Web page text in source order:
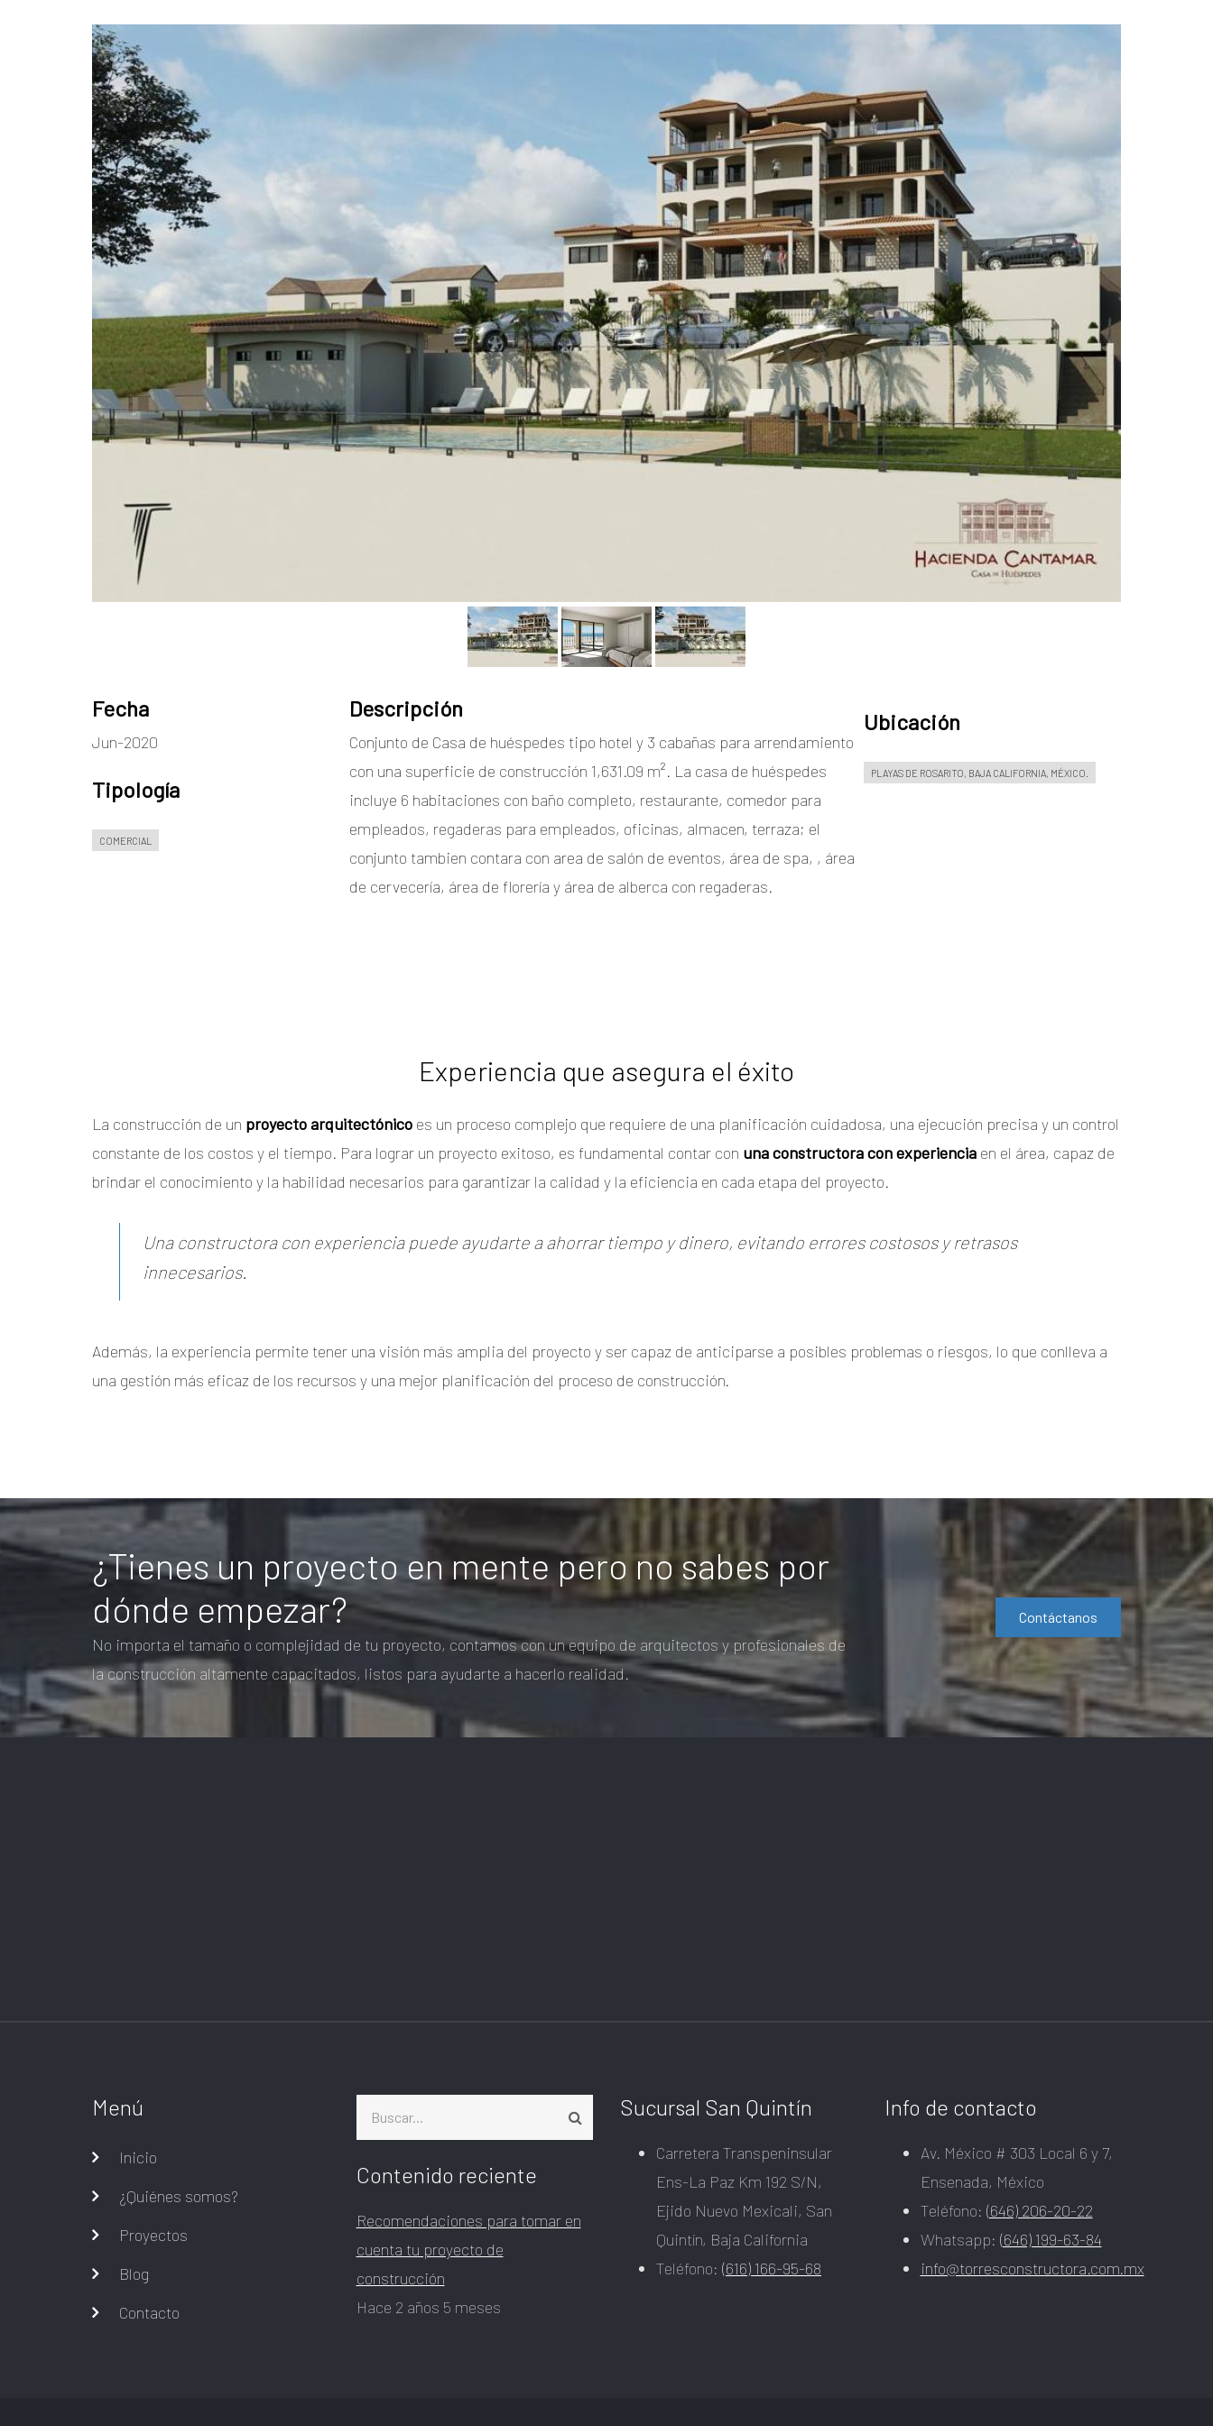
Fecha
Jun-2020
Tipología
COMERCIAL
Descripción
Conjunto de Casa de huéspedes tipo hotel y 3 cabañas para arrendamiento
con una superficie de construcción 1,631.09 m². La casa de huéspedes
incluye 6 habitaciones con baño completo, restaurante, comedor para
empleados, regaderas para empleados, oficinas, almacen, terraza; el
conjunto tambien contara con area de salón de eventos, área de spa, , área
de cervecería, área de florería y área de alberca con regaderas.
Ubicación
PLAYAS DE ROSARITO, BAJA CALIFORNIA, MÉXICO.
Experiencia que asegura el éxito
La construcción de un proyecto arquitectónico es un proceso complejo que requiere de una planificación cuidadosa, una ejecución precisa y un control
constante de los costos y el tiempo. Para lograr un proyecto exitoso, es fundamental contar con una constructora con experiencia en el área, capaz de
brindar el conocimiento y la habilidad necesarios para garantizar la calidad y la eficiencia en cada etapa del proyecto.
Una constructora con experiencia puede ayudarte a ahorrar tiempo y dinero, evitando errores costosos y retrasos
innecesarios.
Además, la experiencia permite tener una visión más amplia del proyecto y ser capaz de anticiparse a posibles problemas o riesgos, lo que conlleva a
una gestión más eficaz de los recursos y una mejor planificación del proceso de construcción.
¿Tienes un proyecto en mente pero no sabes por
dónde empezar?
No importa el tamaño o complejidad de tu proyecto, contamos con un equipo de arquitectos y profesionales de
la construcción altamente capacitados, listos para ayudarte a hacerlo realidad.
Contáctanos
Menú
Inicio
¿Quiénes somos?
Proyectos
Blog
Contacto
Contenido reciente
Recomendaciones para tomar en
cuenta tu proyecto de
construcción
Hace 2 años 5 meses
Sucursal San Quintín
Carretera Transpeninsular
Ens-La Paz Km 192 S/N,
Ejido Nuevo Mexicali, San
Quintín, Baja California
Teléfono: (616) 166-95-68
Info de contacto
Av. México # 303 Local 6 y 7,
Ensenada, México
Teléfono: (646) 206-20-22
Whatsapp: (646) 199-63-84
info@torresconstructora.com.mx